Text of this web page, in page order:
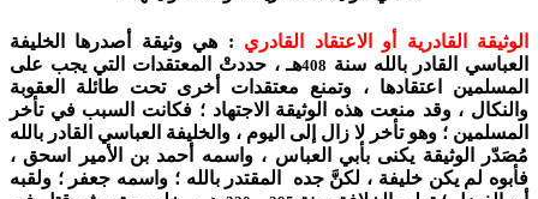
الوثيقة القادرية أو الاعتقاد القادري : هي وثيقة أصدرها الخليفة
العباسي القادر بالله سنة 408هـ ، حددتْ المعتقدات التي يجب على
المسلمين اعتقادها ، وتمنع معتقدات أخرى تحت طائلة العقوبة
والنكال ، وقد منعت هذه الوثيقة الاجتهاد ؛ فكانت السبب في تأخر
المسلمين ؛ وهو تأخر لا زال إلى اليوم ، والخليفة العباسي القادر بالله
مُصَدّر الوثيقة يكنى بأبي العباس ، واسمه أحمد بن الأمير اسحق ،
فأبوه لم يكن خليفة ، لكنَّ جده المقتدر بالله ؛ واسمه جعفر ؛ ولقبه